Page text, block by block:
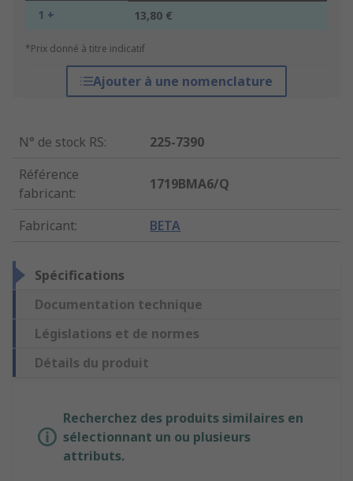
1 + 13,80 €
*Prix donné à titre indicatif
Ajouter à une nomenclature
N° de stock RS:
225-7390
Référence
fabricant:
1719BMA6/Q
Fabricant: BETA
Spécifications
Documentation technique
Législations et de normes
Détails du produit
Recherchez des produits similaires en
sélectionnant un ou plusieurs
attributs.